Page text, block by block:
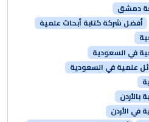
دمشق
أفضل شركة كتابة أبحاث علمية
في السعودية
علمية في السعودية
في الأردن